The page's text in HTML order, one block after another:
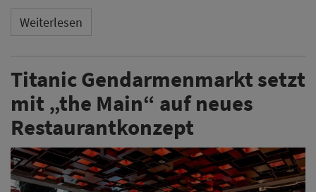
Weiterlesen
Titanic Gendarmenmarkt setzt
mit „the Main“ auf neues
Restaurantkonzept